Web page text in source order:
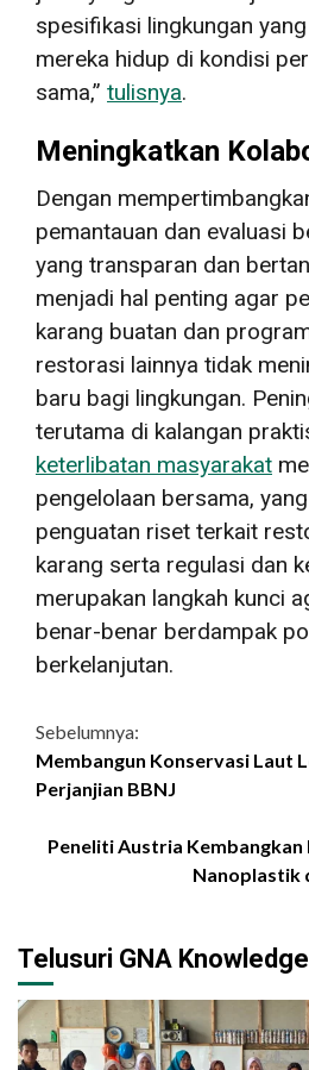
spesifikasi lingkungan
mereka hidup di kondisi
sama,” tulisnya.
Meningkatkan
Dengan
pemantauan dan evaluasi
yang transparan dan
menjadi hal penting agar
karang buatan dan
restorasi lainnya tidak
baru bagi lingkungan.
terutama di kalangan
keterlibatan masyarakat
pengelolaan bersama,
penguatan riset terkait
karang serta regulasi dan
merupakan langkah kunci
benar-benar berdampak
berkelanjutan.
Continue
Reading
Sebelumnya:
Membangun Konservasi Laut
Perjanjian BBNJ
Peneliti Austria
Nanoplastik
Telusuri GNA